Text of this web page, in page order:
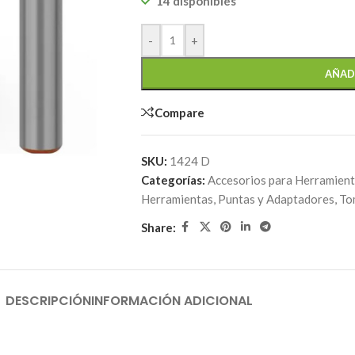
- +
Compare
SKU: 1424 D
Categorías: Accesorios para
Herramientas, Puntas y Adaptadores,
Share:
DESCRIPCIÓNINFORMACIÓN ADICIONAL